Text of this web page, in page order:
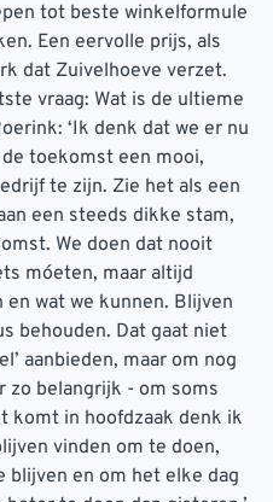
tot beste winkelformule
Een eervolle prijs, als
dat Zuivelhoeve verzet.
vraag: Wat is de ultieme
‘Ik denk dat we er nu
toekomst een mooi,
te zijn. Zie het als een
een steeds dikke stam,
We doen dat nooit
móeten, maar altijd
wat we kunnen. Blijven
behouden. Dat gaat niet
aanbieden, maar om nog
zo belangrijk - om soms
komt in hoofdzaak denk ik
vinden om te doen,
blijven en om het elke dag